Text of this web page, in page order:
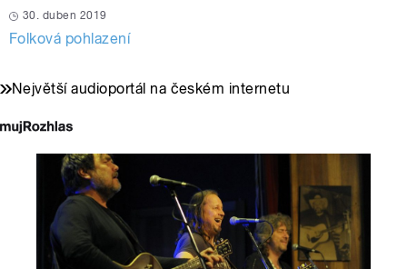
30. duben 2019
Folková pohlazení
Největší audioportál na českém internetu